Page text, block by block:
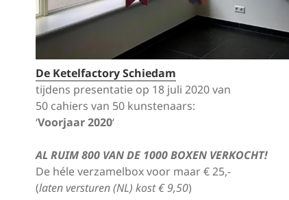
De Ketelfactory Schiedam
tijdens presentatie op 18 juli 2020 van
50 cahiers van 50 kunstenaars:
‘Voorjaar 2020‘
AL RUIM 800 VAN DE 1000 BOXEN VERKOCHT!
De héle verzamelbox voor maar € 25,-
(laten versturen (NL) kost € 9,50)